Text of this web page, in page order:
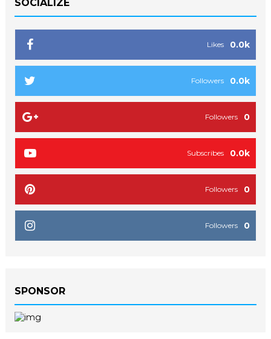
SOCIALIZE
0.0k
Likes
0.0k
Followers
0
Followers
0.0k
Subscribes
0
Followers
0
Followers
SPONSOR